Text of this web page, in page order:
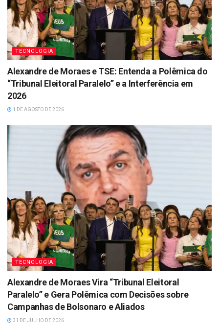
TECNOLOGIA
Alexandre de Moraes e TSE: Entenda a Polêmica do
“Tribunal Eleitoral Paralelo” e a Interferência em
2026
1 DE AGOSTO DE 2026
TECNOLOGIA
Alexandre de Moraes Vira “Tribunal Eleitoral
Paralelo” e Gera Polêmica com Decisões sobre
Campanhas de Bolsonaro e Aliados
31 DE JULHO DE 2026